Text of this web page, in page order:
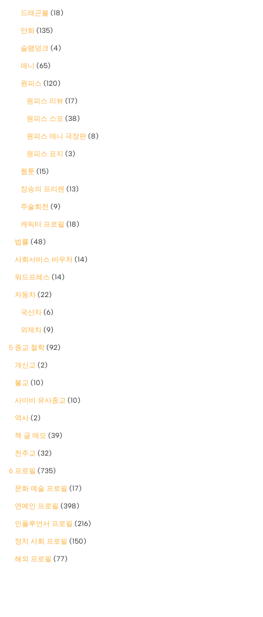
드래곤볼 (18)
만화 (135)
슬램덩크 (4)
애니 (65)
원피스 (120)
원피스 리뷰 (17)
원피스 스포 (38)
원피스 애니 극장판 (8)
원피스 표지 (3)
웹툰 (15)
장송의 프리렌 (13)
주술회전 (9)
캐릭터 프로필 (18)
법률 (48)
사회서비스 바우처 (14)
워드프레스 (14)
자동차 (22)
국산차 (6)
외제차 (9)
5 종교 철학 (92)
개신교 (2)
불교 (10)
사이비 유사종교 (10)
역사 (2)
책 글 메모 (39)
천주교 (32)
6 프로필 (735)
문화 예술 프로필 (17)
연예인 프로필 (398)
인플루언서 프로필 (216)
정치 사회 프로필 (150)
해외 프로필 (77)